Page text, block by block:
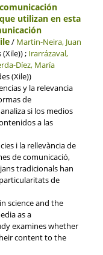
utilizan en esta
/ Martin-Neira, Juan
; Irarrázaval,
Díez, María
(Xile))
y la relevancia
de
si los medios
a las
i la rellevància de
de comunicació,
tradicionals han
de
science and the
as a
examines whether
content to the